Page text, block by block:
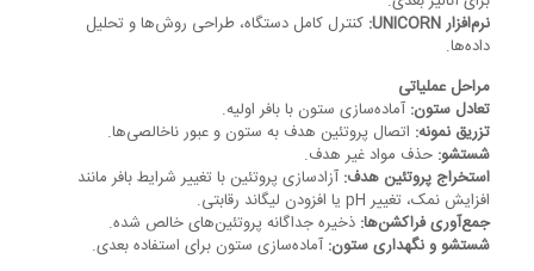
نرم‌افزار UNICORN:
کنترل کامل دستگاه، طراحی روش‌ها و تحلیل
داده‌ها.
مراحل عملیاتی
تعادل ستون: آماده‌سازی ستون با بافر اولیه.
تزریق نمونه: اتصال پروتئین هدف به ستون و عبور ناخالصی‌ها.
شستشو: حذف مواد غیر هدف.
استخراج پروتئین هدف: آزادسازی پروتئین با تغییر شرایط بافر مانند
افزایش نمک، تغییر pH یا افزودن لیگاند رقابتی.
جمع‌آوری فراکشن‌ها: ذخیره جداگانه پروتئین‌های خالص شده.
شستشو و نگهداری ستون: آماده‌سازی ستون برای استفاده بعدی.